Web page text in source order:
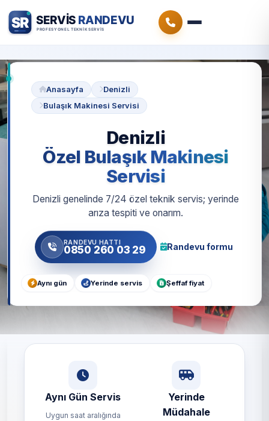
Anasayfa
Denizli
Bulaşık Makinesi Servisi
Denizli
Özel Bulaşık Makinesi
Servisi
Denizli genelinde 7/24 özel teknik servis; yerinde
arıza tespiti ve onarım.
RANDEVU HATTI
0850 260 03 29 Randevu formu
Aynı gün Yerinde servis Şeffaf fiyat
Aynı Gün Servis
Uygun saat aralığında
Yerinde
Müdahale